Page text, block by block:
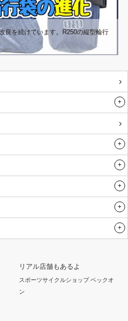
良を続けています。R250の縦型輪行
リアル店舗もあるよ
スポーツサイクルショップ ベックオ
ン